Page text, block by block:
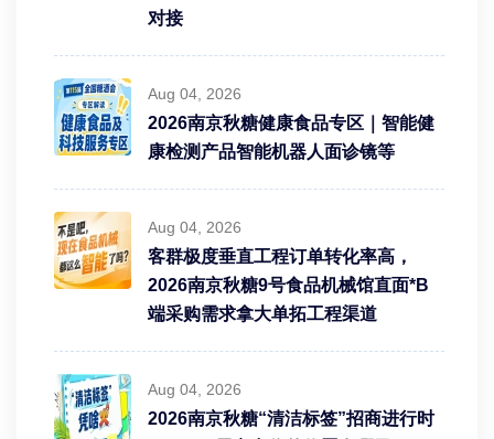
对接
Aug 04, 2026
2026南京秋糖健康食品专区｜智能健
康检测产品智能机器人面诊镜等
Aug 04, 2026
客群极度垂直工程订单转化率高，
2026南京秋糖9号食品机械馆直面*B
端采购需求拿大单拓工程渠道
Aug 04, 2026
2026南京秋糖“清洁标签”招商进行时